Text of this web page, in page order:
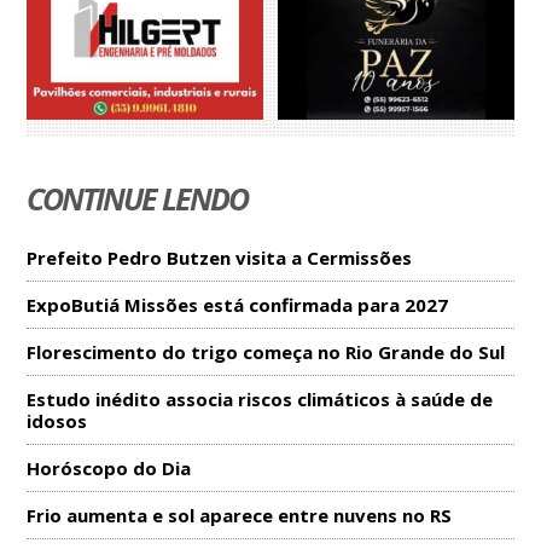
CONTINUE LENDO
Prefeito Pedro Butzen visita a Cermissões
ExpoButiá Missões está confirmada para 2027
Florescimento do trigo começa no Rio Grande do Sul
Estudo inédito associa riscos climáticos à saúde de
idosos
Horóscopo do Dia
Frio aumenta e sol aparece entre nuvens no RS